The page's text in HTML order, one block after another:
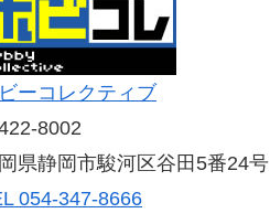
ーコレクティブ
8002
県静岡市駿河区谷田5番24号
054-347-8666